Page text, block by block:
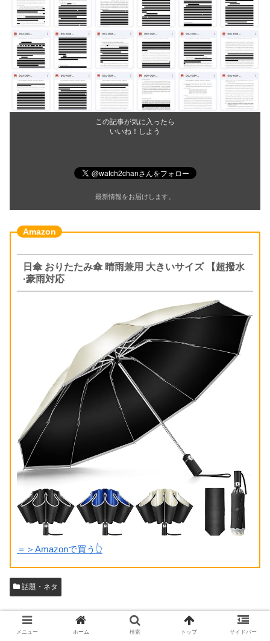
この記事が気に入ったら
いいね！しよう
最新情報をお届けします。
日傘 おりたたみ傘 晴雨兼用 大きいサイズ 【超撥水
·豪雨対応
＝＞Amazonで買う👆
話題・ネタ
スポンサーリンク
メニュー ホーム 検索 トップ サイドバー